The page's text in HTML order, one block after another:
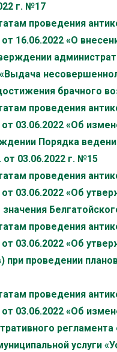
г. №17
проведения
16.06.2022 «О
«Выдача
брачного
проведения
03.06.2022 «Об
Порядка
от 03.06.2022 г. №15
проведения
03.06.2022 «Об
проведения
03.06.2022 «Об
при проведении
проведения
03.06.2022 «Об
услуги